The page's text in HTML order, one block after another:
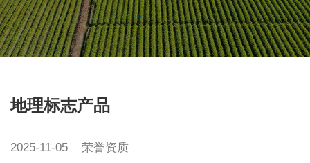
地理标志产品
2025-11-05 荣誉资质